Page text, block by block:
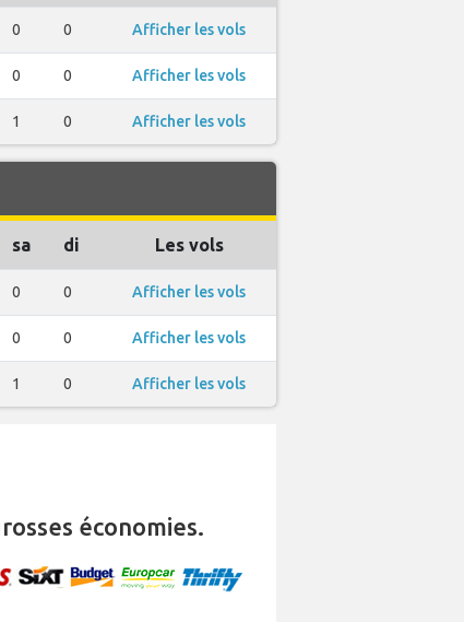
0 0 Afficher les vols
0 0 Afficher les vols
1 0 Afficher les vols
sa di Les vols
0 0 Afficher les vols
0 0 Afficher les vols
1 0 Afficher les vols
économies.